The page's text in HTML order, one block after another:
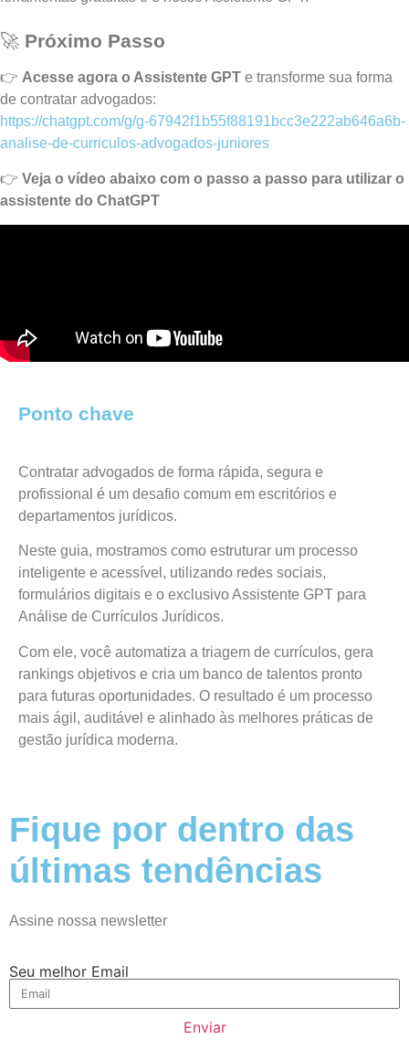
🚀 Próximo Passo
👉 Acesse agora o Assistente GPT e transforme sua forma
de contratar advogados:
https://chatgpt.com/g/g-67942f1b55f88191bcc3e222ab646a6b-
analise-de-curriculos-advogados-juniores
👉 Veja o vídeo abaixo com o passo a passo para utilizar o
assistente do ChatGPT
Ponto chave
Contratar advogados de forma rápida, segura e
profissional é um desafio comum em escritórios e
departamentos jurídicos.
Neste guia, mostramos como estruturar um processo
inteligente e acessível, utilizando redes sociais,
formulários digitais e o exclusivo Assistente GPT para
Análise de Currículos Jurídicos.
Com ele, você automatiza a triagem de currículos, gera
rankings objetivos e cria um banco de talentos pronto
para futuras oportunidades. O resultado é um processo
mais ágil, auditável e alinhado às melhores práticas de
gestão jurídica moderna.
Fique por dentro das
últimas tendências
Assine nossa newsletter
Seu melhor Email
Enviar